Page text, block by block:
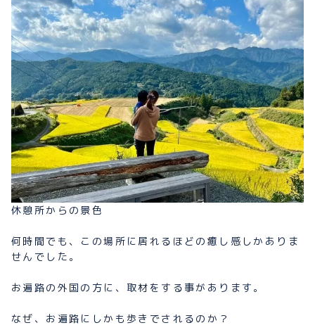
休憩所からの景色
何時間でも、この場所に居れるほどの癒し感しかありま
せんでした。
お遍路の外国の方に、取材をする事があります。
なぜ、お遍路にしかも歩きでされるのか？